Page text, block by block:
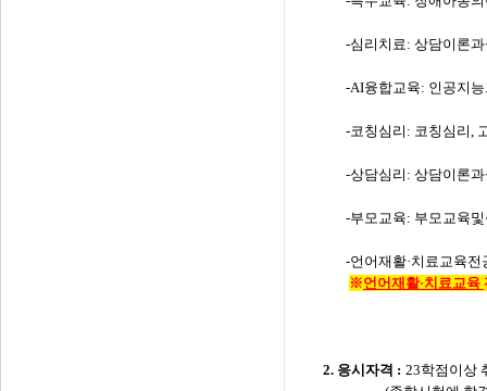
-심리치료: 상담이론과
-AI융합교육: 인공지능
​-코칭심리: 코칭심리,
​-상담심리: 상담이론
​-부모교육: 부모교육
-언어재활·치료교육전
※언어재 활·치료교육
2. 응시자격 : 23학점이상